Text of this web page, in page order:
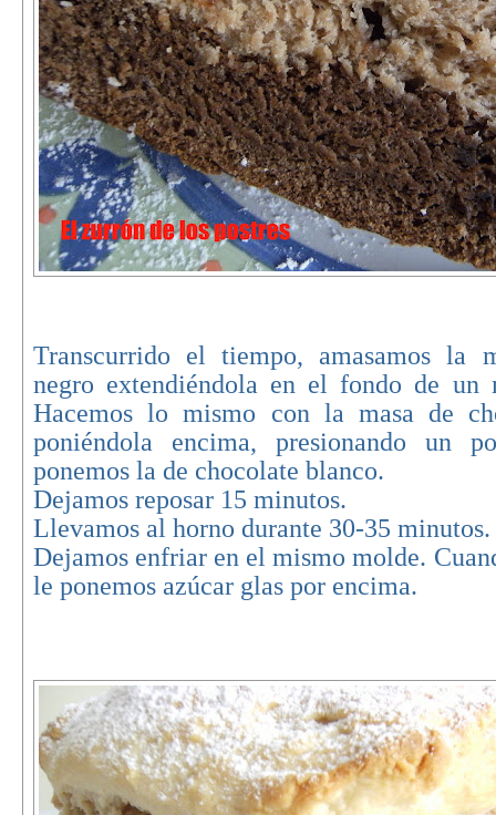
Transcurrido el tiempo, amasamos la
negro extendiéndola en el fondo de un
Hacemos lo mismo con la masa de
poniéndola encima, presionando un
ponemos la de chocolate blanco.
Dejamos reposar 15 minutos.
Llevamos al horno durante 30-35 minutos.
Dejamos enfriar en el mismo molde.
le ponemos azúcar glas por encima.